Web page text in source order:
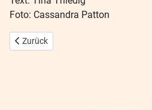
Foto: Cassandra Patton
Vorheriger Beitrag: Krippenspiel 2025
Zurück